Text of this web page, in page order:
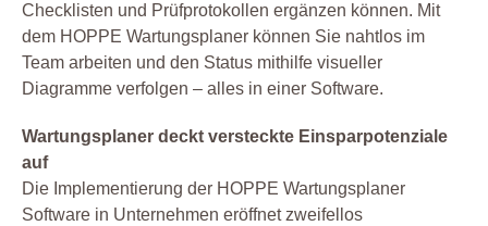
Checklisten und Prüfprotokollen ergänzen können. Mit
dem HOPPE Wartungsplaner können Sie nahtlos im
Team arbeiten und den Status mithilfe visueller
Diagramme verfolgen – alles in einer Software.
Wartungsplaner deckt versteckte Einsparpotenziale
auf
Die Implementierung der HOPPE Wartungsplaner
Software in Unternehmen eröffnet zweifellos